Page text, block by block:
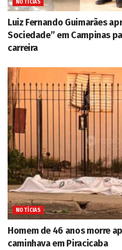
NOTÍCIAS
Luiz Fernando Guimarães
Sociedade” em Campinas
carreira
NOTÍCIAS
Homem de 46 anos morre
caminhava em Piracicaba